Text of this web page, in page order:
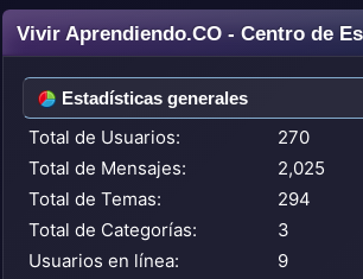
Vivir Aprendiendo.CO - Centro de
Estadísticas generales
Total de Usuarios:
270
Total de Mensajes:
2,025
Total de Temas:
294
Total de Categorías:
3
Usuarios en línea:
9